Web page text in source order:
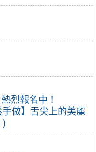
烈報名中！
做】舌尖上的美麗
)